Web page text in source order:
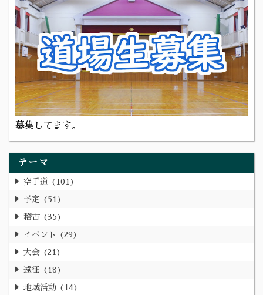
募集してます。
テーマ
空手道 101
予定 51
稽古 35
イベント 29
大会 21
遠征 18
地域活動 14